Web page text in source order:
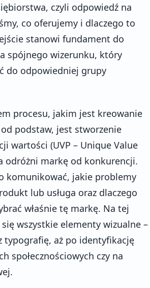
czyli odpowiedź na
co oferujemy i dlaczego to
stanowi fundament do
spójnego wizerunku, który
do odpowiedniej grupy
procesu, jakim jest kreowanie
podstaw, jest stworzenie
wartości (UVP – Unique Value
odróżni markę od konkurencji.
komunikować, jakie problemy
lub usługa oraz dlaczego
właśnie tę markę. Na tej
wszystkie elementy wizualne –
typografię, aż po identyfikację
społecznościowych czy na